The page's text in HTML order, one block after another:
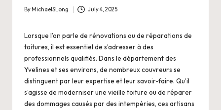
Posted
By MichaelSLong July 4, 2025
Lorsque l’on parle de rénovations ou de réparations de
toitures, il est essentiel de s’adresser à des
professionnels qualifiés. Dans le département des
Yvelines et ses environs, de nombreux couvreurs se
distinguent par leur expertise et leur savoir-faire. Qu’il
s’agisse de moderniser une vieille toiture ou de réparer
des dommages causés par des intempéries, ces artisans